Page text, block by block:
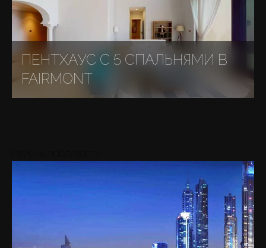
ПЕНТХАУС С 5 СПАЛЬНЯМИ В
FAIRMONT